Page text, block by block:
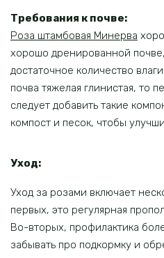
Требования к почве:
Роза штамбовая Минерва
хорошо дренированной
достаточное количество
почва тяжелая глинистая, то
следует добавить такие
компост и песок, чтобы
Уход:
Уход за розами включает
первых, это регулярная
Во-вторых, профилактика
забывать про подкормку и